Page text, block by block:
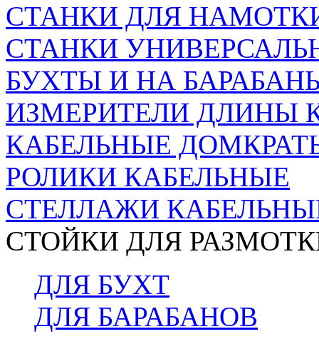
СТАНКИ ДЛЯ
СТАНКИ
БУХТЫ И НА
ИЗМЕРИТЕЛИ ДЛИНЫ
КАБЕЛЬНЫЕ
РОЛИКИ КАБЕЛЬНЫЕ
СТЕЛЛАЖИ
СТОЙКИ ДЛЯ
ДЛЯ БУХТ
ДЛЯ БАРАБАНОВ